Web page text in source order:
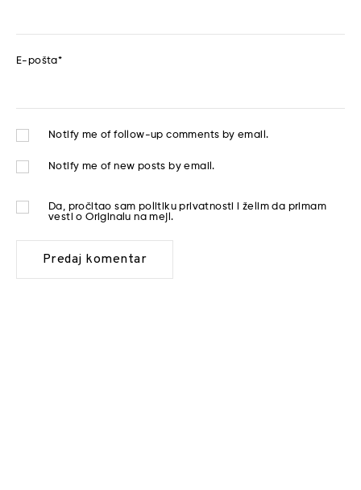
E-pošta*
Notify me of follow-up comments by email.
Notify me of new posts by email.
Da, pročitao sam politiku privatnosti
i želim da primam
vesti o Originalu na mejl.